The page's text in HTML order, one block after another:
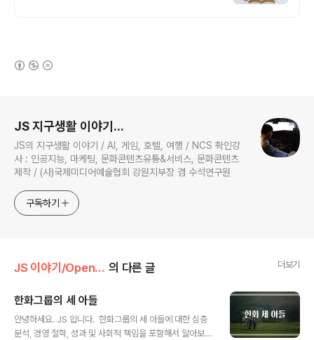
JS 지구생활 이야기...
JS의 지구생활 이야기 / AI, 게임, 호텔, 여행 / NCS 확인강
사 : 인공지능, 마케팅, 문화콘텐츠유통&서비스, 문화콘텐츠
제작 / (사)국제미디어예술협회 강원지부장 겸 수석연구원
구독하기
JS 이야기/Open AI 의 다른 글 더보기
한화그룹의 세 아들
안녕하세요. JS 입니다. 한화그룹의 세 아들에 대한 심층
분석, 경영 철학, 성과 및 사회적 책임을 포함해서 알아보는